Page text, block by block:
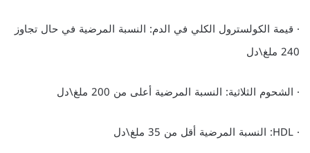
· قيمة الكولسترول الكلي في الدم: النسبة المرضية في حال تجاوز
240 ملغ\دل
· الشحوم الثلاثية: النسبة المرضية أعلى من 200 ملغ\دل
· HDL: النسبة المرضية أقل من 35 ملغ\دل